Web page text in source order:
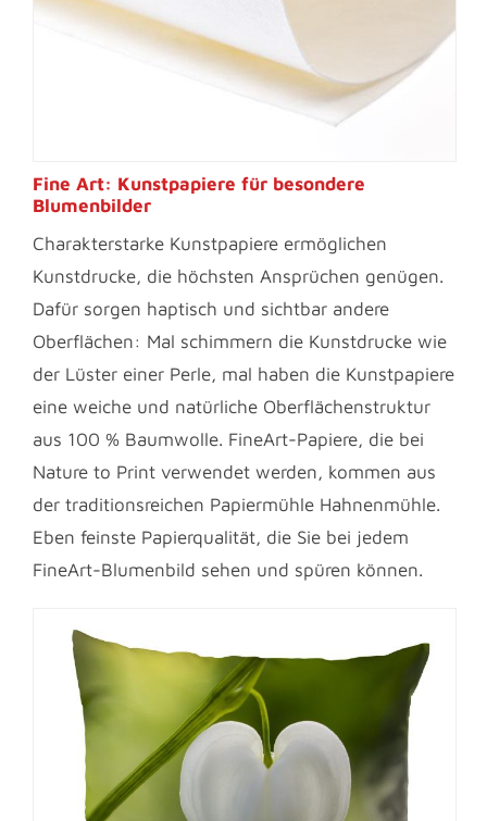
Fine Art: Kunstpapiere für besondere
Blumenbilder
Charakterstarke Kunstpapiere ermöglichen
Kunstdrucke, die höchsten Ansprüchen genügen.
Dafür sorgen haptisch und sichtbar andere
Oberflächen: Mal schimmern die Kunstdrucke wie
der Lüster einer Perle, mal haben die Kunstpapiere
eine weiche und natürliche Oberflächenstruktur
aus 100 % Baumwolle. FineArt-Papiere, die bei
Nature to Print verwendet werden, kommen aus
der traditionsreichen Papiermühle Hahnenmühle.
Eben feinste Papierqualität, die Sie bei jedem
FineArt-Blumenbild sehen und spüren können.